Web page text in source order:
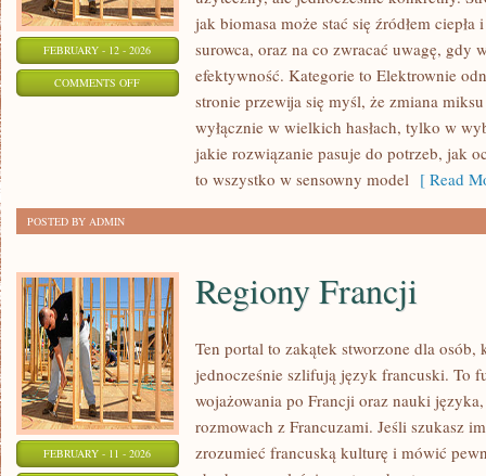
FEBRUARY - 12 - 2026
COMMENTS OFFON
BIOENERGIA
jak biomasa może stać się źródłem
surowca, oraz na co zwracać uwagę, gdy
efektywność. Kategorie to Elektrownie
stronie przewija się myśl, że zmiana
wyłącznie w wielkich hasłach, tylko w
jakie rozwiązanie pasuje do potrzeb, jak
to wszystko w sensowny model [ Read
POSTED BY ADMIN
FEBRUARY - 11 - 2026
Regiony Francji
Ten portal to zakątek stworzone dla osób,
jednocześnie szlifują język francuski. To
wojażowania po Francji oraz nauki
rozmowach z Francuzami. Jeśli szukasz
zrozumieć francuską kulturę i mówić